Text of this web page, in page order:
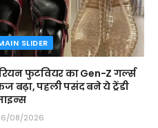
SLIDER
फुटवियर का Gen-Z गर्ल्स
बढ़ा, पहली पसंद बने ये ट्रेंडी
08/2026